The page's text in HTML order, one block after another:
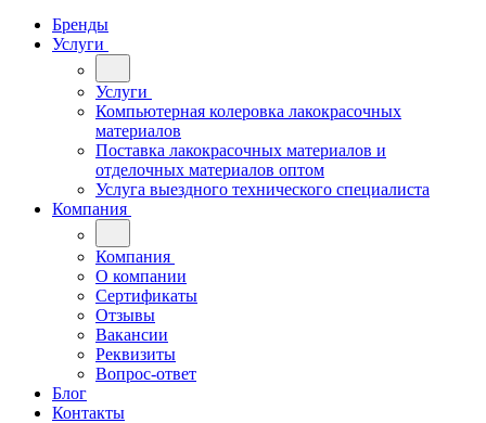
Бренды
Услуги
Услуги
Компьютерная колеровка лакокрасочных
материалов
Поставка лакокрасочных материалов и
отделочных материалов оптом
Услуга выездного технического специалиста
Компания
Компания
О компании
Сертификаты
Отзывы
Вакансии
Реквизиты
Вопрос-ответ
Блог
Контакты